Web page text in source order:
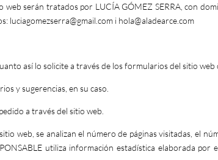
serán tratados por LUCÍA GÓMEZ SERRA, con
luciagomezserra@gmail.com i hola@aladearce.com
así lo solicite a través de los formularios del sitio
y sugerencias, en su caso.
a través del sitio web.
web, se analizan el número de páginas visitadas, el
utiliza información estadística elaborada